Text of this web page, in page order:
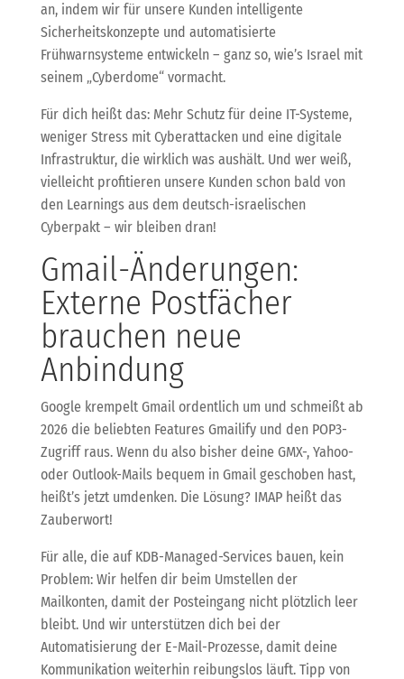
an, indem wir für unsere Kunden intelligente
Sicherheitskonzepte und automatisierte
Frühwarnsysteme entwickeln – ganz so, wie’s Israel mit
seinem „Cyberdome“ vormacht.
Für dich heißt das: Mehr Schutz für deine IT-Systeme,
weniger Stress mit Cyberattacken und eine digitale
Infrastruktur, die wirklich was aushält. Und wer weiß,
vielleicht profitieren unsere Kunden schon bald von
den Learnings aus dem deutsch-israelischen
Cyberpakt – wir bleiben dran!
Gmail-Änderungen:
Externe Postfächer
brauchen neue
Anbindung
Google krempelt Gmail ordentlich um und schmeißt ab
2026 die beliebten Features Gmailify und den POP3-
Zugriff raus. Wenn du also bisher deine GMX-, Yahoo-
oder Outlook-Mails bequem in Gmail geschoben hast,
heißt’s jetzt umdenken. Die Lösung? IMAP heißt das
Zauberwort!
Für alle, die auf KDB-Managed-Services bauen, kein
Problem: Wir helfen dir beim Umstellen der
Mailkonten, damit der Posteingang nicht plötzlich leer
bleibt. Und wir unterstützen dich bei der
Automatisierung der E-Mail-Prozesse, damit deine
Kommunikation weiterhin reibungslos läuft. Tipp von